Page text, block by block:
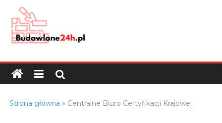
content
Budowlane24h.pl
portal
budowlany
Strona główna » Centralne Biuro Certyfikacji Krajowej